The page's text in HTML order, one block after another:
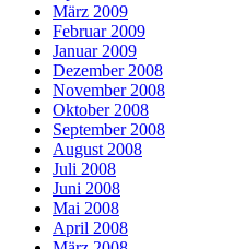
März 2009
Februar 2009
Januar 2009
Dezember 2008
November 2008
Oktober 2008
September 2008
August 2008
Juli 2008
Juni 2008
Mai 2008
April 2008